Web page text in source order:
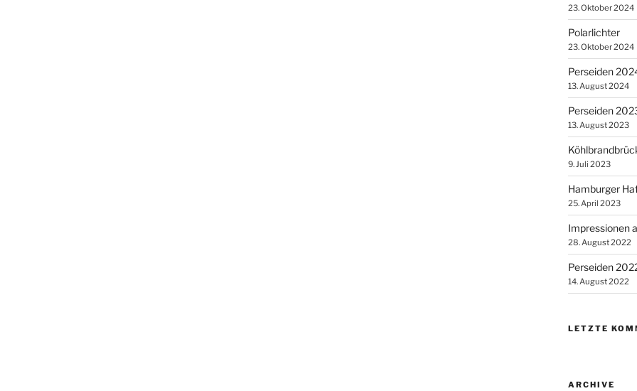
23. Oktober 2024
Polarlichter
23. Oktober 2024
Perseiden
13. August 2024
Perseiden
13. August 2023
9. Juli 2023
Hamburger
25. April 2023
Impressionen
28. August 2022
Perseiden
14. August 2022
LETZTE
ARCHIVE